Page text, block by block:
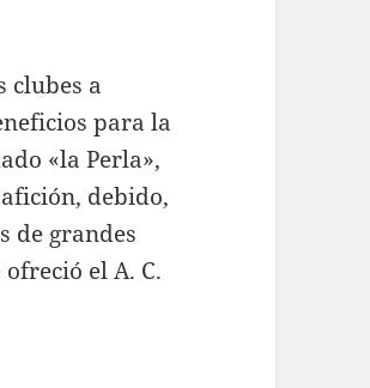
clubes a
para la
«la Perla»,
debido,
de grandes
el A. C.